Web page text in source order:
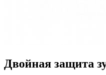
Двойная защита